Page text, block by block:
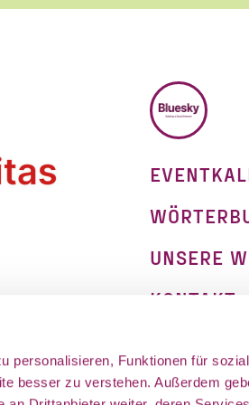
personalisieren, Funktionen für
besser zu verstehen. Außerdem
BLUESKY
UNSERE
KONTAKT